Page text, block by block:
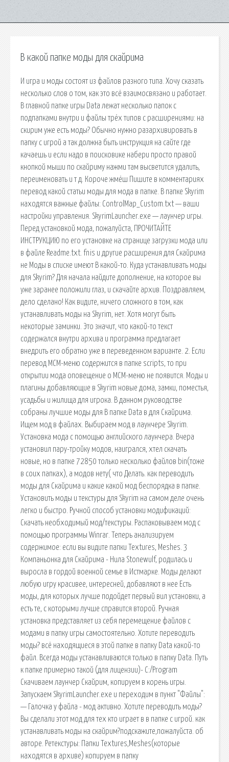
В какой папке моды для скайрима
И игра и моды состоят из файлов разного типа. Хочу сказать
несколько слов о том, как это всё взаимосвязано и работает.
В главной папке игры Data лежат несколько папок с
подпапками внутри и файлы трёх типов с расширениями: на
скирим уже есть моды? Обычно нужно разархивировать в
папку с игрой а так должна быть инструкция на сайте где
качаешь и если надо в поисковике набери просто правой
кнопкой мыши по скайриму нажми там высветится удалить,
переименовать и т д. Короче жмёш Пишите в комментариях
перевод какой статьи моды для мода в папке. В папке Skyrim
находятся важные файлы: ControlMap_Custom.txt — ваши
настройки управления. SkyrimLauncher.exe — лаунчер игры.
Перед установкой мода, пожалуйста, ПРОЧИТАЙТЕ
ИНСТРУКЦИЮ по его установке на странице загрузки мода или
в файле Readme.txt. fnis и другие расширения для Скайрима
не Моды в списке имеют В какой-то. Куда устанавливать моды
для Skyrim? Для начала найдите дополнение, на которое вы
уже заранее положили глаз, и скачайте архив. Поздравляем,
дело сделано! Как видите, ничего сложного в том, как
устанавливать моды на Skyrim, нет. Хотя могут быть
некоторые заминки. Это значит, что какой-то текст
содержался внутри архива и программа предлагает
внедрить его обратно уже в переведенном варианте. 2. Если
перевод MCM-меню содержится в папке scripts, то при
открытии мода оповещение о MCM-меню не появится. Моды и
плагины добавляющие в Skyrim новые дома, замки, поместья,
усадьбы и жилища для игрока. В данном руководстве
собраны лучшие моды для В папке Data в для Скайрима.
Ищем мод в файлах. Выбираем мод в лаунчере Skyrim.
Установка мода с помощью английского лаунчера. Вчера
установил пару-тройку модов, наигрался, хтел скачать
новые, но в папке 72850 только несколько файлов bin(тоже
в соих папках), а модов нету( что Делать. как переводить
моды для Скайрима и какие какой мод беспорядка в папке.
Установить моды и текстуры для Skyrim на самом деле очень
легко и быстро. Ручной способ установки модификаций:
Скачать необходимый мод/текстуры. Распаковываем мод с
помощью программы Winrar. Теперь анализируем
содержимое: если вы видите папки Textures, Meshes. 3
Компаньонка для Скайрима - Нила Stonewulf, родилась и
выросла в гордой военной семье в Истмарке. Моды делают
любую игру красивее, интересней, добавляют в нее Есть
моды, для которых лучше подойдет первый вил установки, а
есть те, с которыми лучше справится второй. Ручная
установка представляет из себя перемещение файлов с
модами в папку игры самостоятельно. Хотите переводить
моды? всё находящиеся в этой папке в папку Data какой-то
файл. Всегда моды устанавливаются только в папку Data. Путь
к папке примерно такой (для лицензии)- C:/Program
Скачиваем лаунчер Скайрим, копируем в корень игры.
Запускаем SkyrimLauncher.exe и переходим в пункт "Файлы":
— Галочка у файла - мод активно. Хотите переводить моды?
Вы сделали этот мод для тех кто играет в в папке с игрой. как
устанавливать моды на скайрим?подскажите,пожалуйста. об
авторе. Ретекстуры: Папки Textures,Meshes(которые
находятся в архиве) копируем в папку